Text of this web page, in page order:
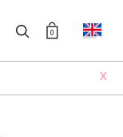
0
X